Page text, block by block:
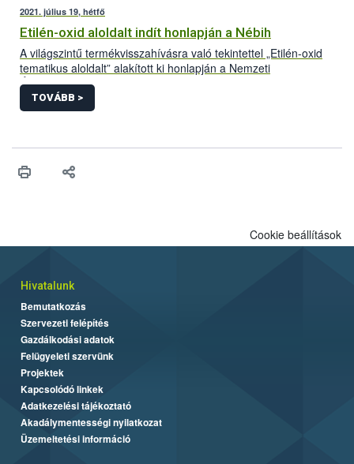
2021. július 19, hétfő
Etilén-oxid aloldalt indít honlapján a Nébih
A világszintű termékvisszahívásra való tekintettel „Etilén-oxid
tematikus aloldalt” alakított ki honlapján a Nemzeti
Élelmiszerlánc-biztonsági Hivatal (Nébih). A folyamatosan
frissülő felületre azok a Magyarországon forgalomba hozott
termékek kerülnek, amelyek bizonyítottan etilén-oxiddal
TOVÁBB >
Cookie beállítások
Hivatalunk
Bemutatkozás
Szervezeti felépítés
Gazdálkodási adatok
Felügyeleti szervünk
Projektek
Kapcsolódó linkek
Adatkezelési tájékoztató
Akadálymentességi nyilatkozat
Üzemeltetési információ